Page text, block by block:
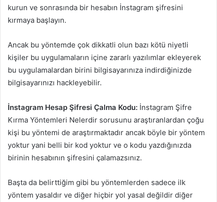
kurun ve sonrasında bir hesabın İnstagram şifresini
kırmaya başlayın.
Ancak bu yöntemde çok dikkatli olun bazı kötü niyetli
kişiler bu uygulamaların içine zararlı yazılımlar ekleyerek
bu uygulamalardan birini bilgisayarınıza indirdiğinizde
bilgisayarınızı hackleyebilir.
İnstagram Hesap Şifresi Çalma Kodu: İnstagram Şifre
Kırma Yöntemleri Nelerdir sorusunu araştıranlardan çoğu
kişi bu yöntemi de araştırmaktadır ancak böyle bir yöntem
yoktur yani belli bir kod yoktur ve o kodu yazdığınızda
birinin hesabının şifresini çalamazsınız.
Başta da belirttiğim gibi bu yöntemlerden sadece ilk
yöntem yasaldır ve diğer hiçbir yol yasal değildir diğer